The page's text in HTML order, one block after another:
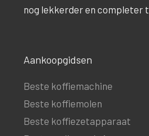
nog lekkerder en completer
Aankoopgidsen
Beste koffiemachine
Beste koffiemolen
Beste koffiezetapparaat